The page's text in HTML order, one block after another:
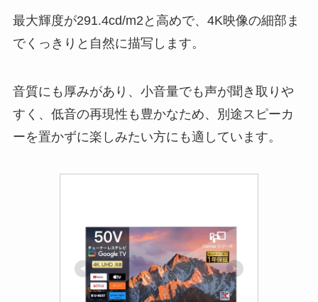
最大輝度が291.4cd/m2と高めで、4K映像の細部ま
でくっきりと自然に描写します。
音質にも厚みがあり、小音量でも声が聞き取りや
すく、低音の再現性も豊かなため、別途スピーカ
ーを置かずに楽しみたい方にも適しています。